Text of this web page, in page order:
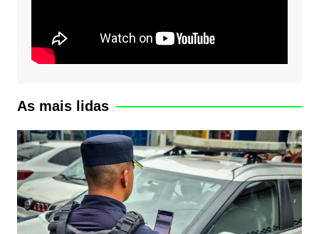
As mais lidas